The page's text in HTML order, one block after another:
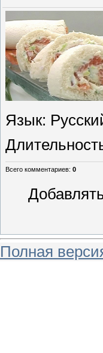
Язык:
Всего комментариев: 0
Полная